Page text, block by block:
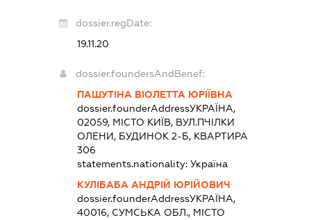
dossier.regDate:
19.11.20
dossier.foundersAndBenef:
ПАШУТІНА ВІОЛЕТТА ЮРІЇВНА
dossier.founderAddressУКРАЇНА,
02059, МІСТО КИЇВ, ВУЛ.ПЧІЛКИ
ОЛЕНИ, БУДИНОК 2-Б, КВАРТИРА
306
statements.nationality: Україна
КУЛІБАБА АНДРІЙ ЮРІЙОВИЧ
dossier.founderAddressУКРАЇНА,
40016, СУМСЬКА ОБЛ., МІСТО